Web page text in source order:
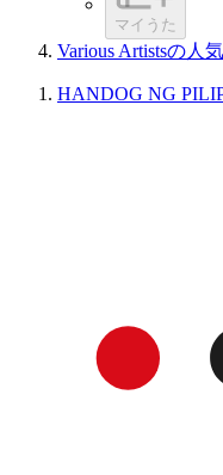
マイうた
Various Artistsの人
HANDOG NG